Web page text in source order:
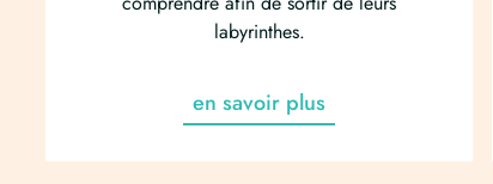
labyrinthes.
en savoir plus